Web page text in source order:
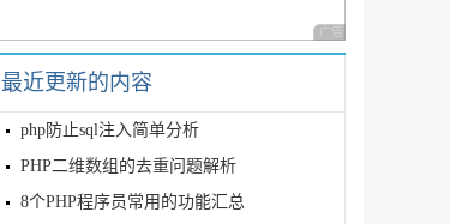
广告 商业广告，理性
最近更新的内容
php防止sql注入简单分析
PHP二维数组的去重问题解析
8个PHP程序员常用的功能汇总